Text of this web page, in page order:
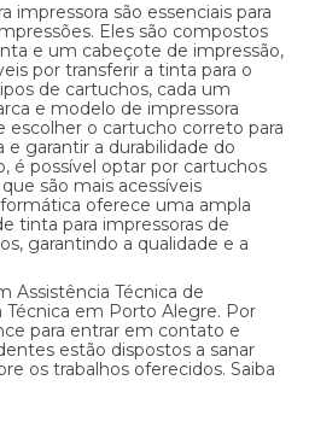
impressora são essenciais para
Eles são compostos
e um cabeçote de impressão,
por transferir a tinta para o
de cartuchos, cada um
e modelo de impressora
escolher o cartucho correto para
e garantir a durabilidade do
é possível optar por cartuchos
são mais acessíveis
oferece uma ampla
tinta para impressoras de
garantindo a qualidade e a
Assistência Técnica de
em Porto Alegre. Por
para entrar em contato e
estão dispostos a sanar
os trabalhos oferecidos. Saiba